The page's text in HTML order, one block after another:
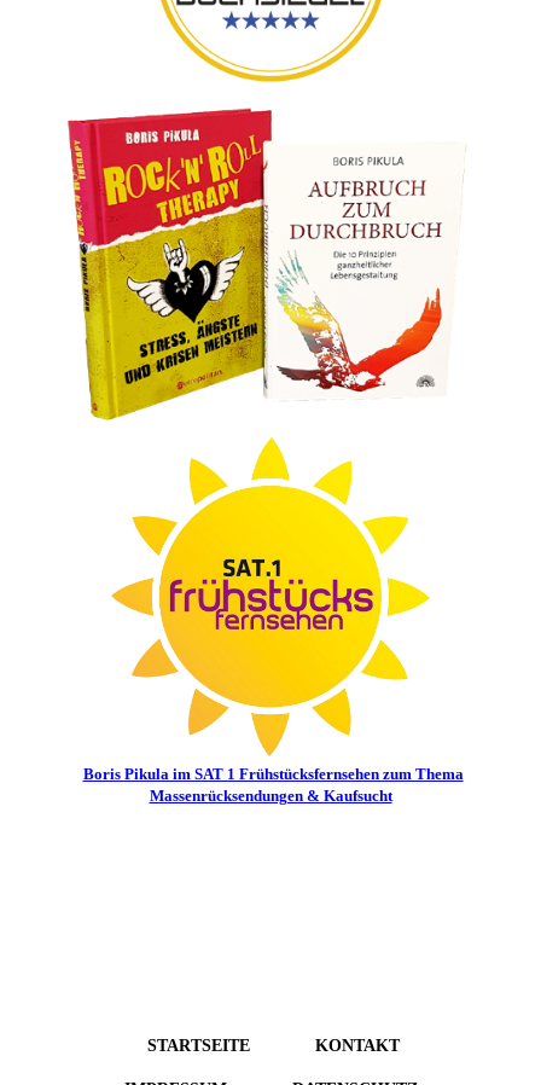
Boris Pikula im SAT 1 Frühstücksfernsehen zum Thema
Massenrücksendungen & Kaufsucht
STARTSEITE KONTAKT